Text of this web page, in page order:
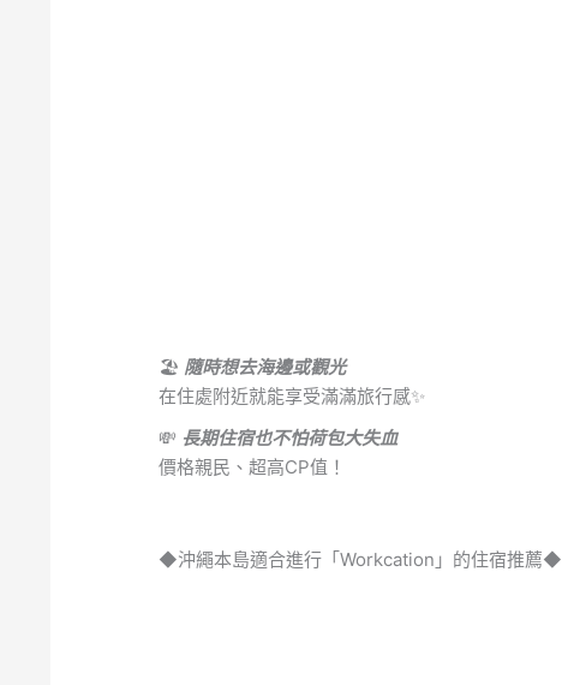
🏖 隨時想去海邊或觀光
在住處附近就能享受滿滿旅行感✨
💸 長期住宿也不怕荷包大失血
價格親民、超高CP值！
◆沖繩本島適合進行「Workcation」的住宿推薦◆